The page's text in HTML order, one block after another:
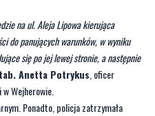
na ul. Aleja Lipowa kierująca
do panujących warunków, w wyniku
się po jej lewej stronie, a następnie
Anetta Potrykus, oficer
Wejherowie.
Ponadto, policja zatrzymała